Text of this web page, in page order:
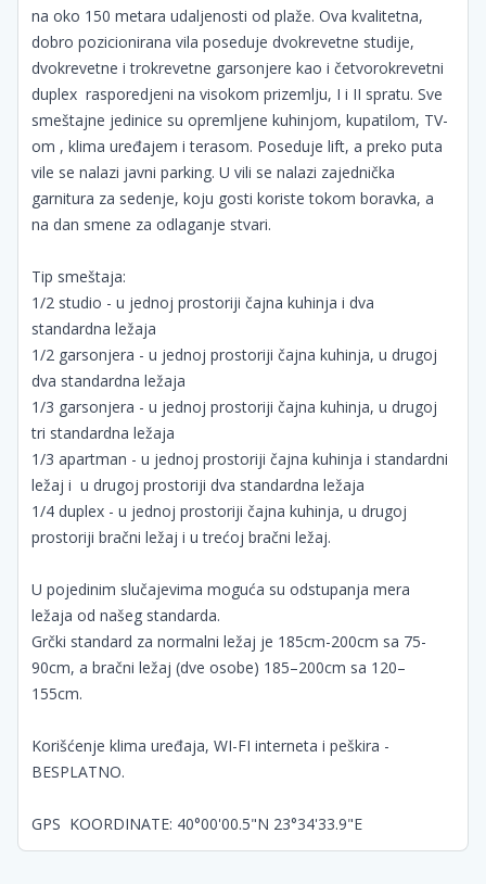
na oko 150 metara udaljenosti od plaže. Ova kvalitetna,
dobro pozicionirana vila poseduje dvokrevetne studije,
dvokrevetne i trokrevetne garsonjere kao i četvorokrevetni
duplex rasporedjeni na visokom prizemlju, I i II spratu. Sve
smeštajne jedinice su opremljene kuhinjom, kupatilom, TV-
om , klima uređajem i terasom. Poseduje lift, a preko puta
vile se nalazi javni parking. U vili se nalazi zajednička
garnitura za sedenje, koju gosti koriste tokom boravka, a
na dan smene za odlaganje stvari.
Tip smeštaja:
1/2 studio - u jednoj prostoriji čajna kuhinja i dva
standardna ležaja
1/2 garsonjera - u jednoj prostoriji čajna kuhinja, u drugoj
dva standardna ležaja
1/3 garsonjera - u jednoj prostoriji čajna kuhinja, u drugoj
tri standardna ležaja
1/3 apartman - u jednoj prostoriji čajna kuhinja i standardni
ležaj i u drugoj prostoriji dva standardna ležaja
1/4 duplex - u jednoj prostoriji čajna kuhinja, u drugoj
prostoriji bračni ležaj i u trećoj bračni ležaj.
U pojedinim slučajevima moguća su odstupanja mera
ležaja od našeg standarda.
Grčki standard za normalni ležaj je 185cm-200cm sa 75-
90cm, a bračni ležaj (dve osobe) 185–200cm sa 120–
155cm.
Korišćenje klima uređaja, WI-FI interneta i peškira -
BESPLATNO.
GPS KOORDINATE: 40°00'00.5"N 23°34'33.9"E